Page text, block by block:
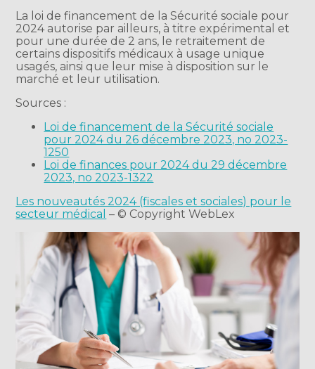
La loi de financement de la Sécurité sociale pour
2024 autorise par ailleurs, à titre expérimental et
pour une durée de 2 ans, le retraitement de
certains dispositifs médicaux à usage unique
usagés, ainsi que leur mise à disposition sur le
marché et leur utilisation.
Sources :
Loi de financement de la Sécurité sociale
pour 2024 du 26 décembre 2023, no 2023-
1250
Loi de finances pour 2024 du 29 décembre
2023, no 2023-1322
Les nouveautés 2024 (fiscales et sociales) pour le
secteur médical – © Copyright WebLex